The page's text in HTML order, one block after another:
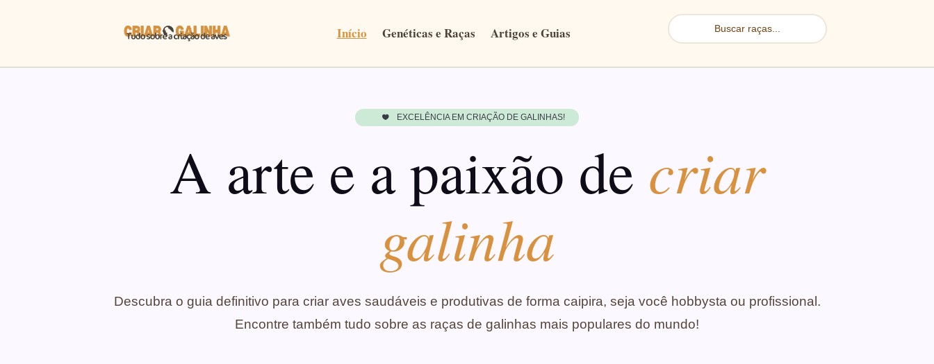
Início Genéticas e Raças Artigos e Guias
 EXCELÊNCIA EM CRIAÇÃO DE GALINHAS!
A arte e a paixão de criar
galinha
Descubra o guia definitivo para criar aves saudáveis e produtivas de forma caipira, seja você hobbysta ou profissional.
Encontre também tudo sobre as raças de galinhas mais populares do mundo!